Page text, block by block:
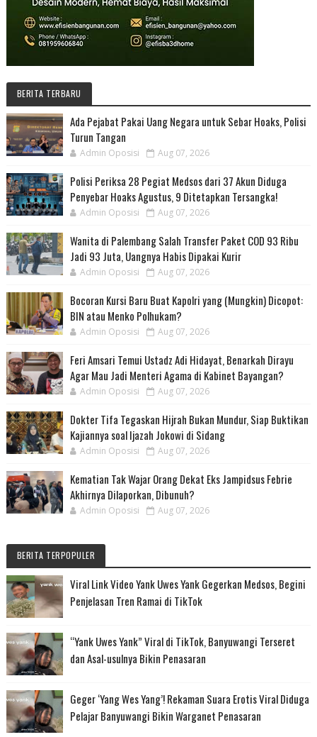
BERITA TERBARU
Ada Pejabat Pakai Uang Negara untuk Sebar Hoaks, Polisi
Turun Tangan
Admin Oposisi Aug 07, 2026
Polisi Periksa 28 Pegiat Medsos dari 37 Akun Diduga
Penyebar Hoaks Agustus, 9 Ditetapkan Tersangka!
Admin Oposisi Aug 07, 2026
Wanita di Palembang Salah Transfer Paket COD 93 Ribu
Jadi 93 Juta, Uangnya Habis Dipakai Kurir
Admin Oposisi Aug 07, 2026
Bocoran Kursi Baru Buat Kapolri yang (Mungkin) Dicopot:
BIN atau Menko Polhukam?
Admin Oposisi Aug 07, 2026
Feri Amsari Temui Ustadz Adi Hidayat, Benarkah Dirayu
Agar Mau Jadi Menteri Agama di Kabinet Bayangan?
Admin Oposisi Aug 07, 2026
Dokter Tifa Tegaskan Hijrah Bukan Mundur, Siap Buktikan
Kajiannya soal Ijazah Jokowi di Sidang
Admin Oposisi Aug 07, 2026
Kematian Tak Wajar Orang Dekat Eks Jampidsus Febrie
Akhirnya Dilaporkan, Dibunuh?
Admin Oposisi Aug 07, 2026
BERITA TERPOPULER
Viral Link Video Yank Uwes Yank Gegerkan Medsos, Begini
Penjelasan Tren Ramai di TikTok
“Yank Uwes Yank” Viral di TikTok, Banyuwangi Terseret
dan Asal-usulnya Bikin Penasaran
Geger ‘Yang Wes Yang’! Rekaman Suara Erotis Viral Diduga
Pelajar Banyuwangi Bikin Warganet Penasaran